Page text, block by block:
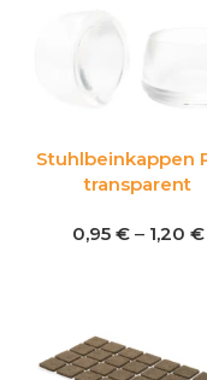
Stuhlbeinkappen
transparent
0,95 € – 1,20 €